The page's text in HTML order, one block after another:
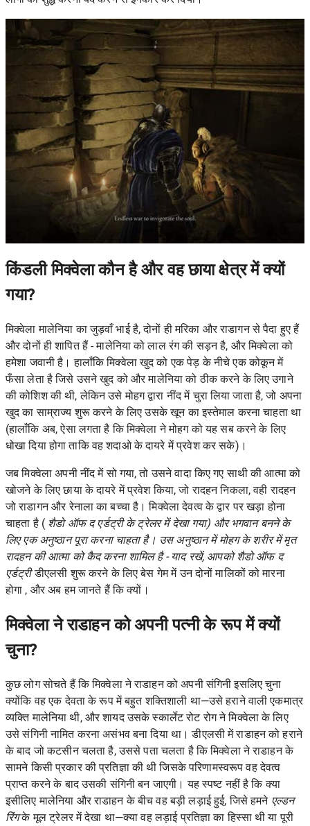
किंडली मिक्वेला कौन है और वह छाया क्षेत्र में क्यों
गया?
मिक्वेला मालेनिया का जुड़वाँ भाई है, दोनों ही मरिका और राडागन से पैदा हुए हैं
और दोनों ही शापित हैं - मालेनिया को लाल रंग की सड़न है, और मिक्वेला को
हमेशा जवानी है। हालाँकि मिक्वेला खुद को एक पेड़ के नीचे एक कोकून में
फँसा लेता है जिसे उसने खुद को और मालेनिया को ठीक करने के लिए उगाने
की कोशिश की थी, लेकिन उसे मोहग द्वारा नींद में चुरा लिया जाता है, जो अपना
खुद का साम्राज्य शुरू करने के लिए उसके खून का इस्तेमाल करना चाहता था
(हालाँकि अब, ऐसा लगता है कि मिक्वेला ने मोहग को यह सब करने के लिए
धोखा दिया होगा ताकि वह शदाओ के दायरे में प्रवेश कर सके)।
जब मिक्वेला अपनी नींद में सो गया, तो उसने वादा किए गए साथी की आत्मा को
खोजने के लिए छाया के दायरे में प्रवेश किया, जो रादहन निकला, वही रादहन
जो राडागन और रेनाला का बच्चा है। मिक्वेला देवत्व के द्वार पर खड़ा होना
चाहता है ( शैडो ऑफ द एर्डट्री के ट्रेलर में देखा गया) और भगवान बनने के
लिए एक अनुष्ठान पूरा करना चाहता है। उस अनुष्ठान में मोहग के शरीर में मृत
रादहन की आत्मा को कैद करना शामिल है - याद रखें, आपकोशैडो ऑफ द
एर्डट्रीडीएलसी शुरू करने के लिए बेस गेम में उन दोनों मालिकों को मारना
होगा , और अब हम जानते हैं कि क्यों।
मिक्वेला ने राडाहन को अपनी पत्नी के रूप में क्यों
चुना?
कुछ लोग सोचते हैं कि मिक्वेला ने राडाहन को अपनी संगिनी इसलिए चुना
क्योंकि वह एक देवता के रूप में बहुत शक्तिशाली था—उसे हराने वाली एकमात्र
व्यक्ति मालेनिया थी, और शायद उसके स्कार्लेट रोट रोग ने मिक्वेला के लिए
उसे संगिनी नामित करना असंभव बना दिया था। डीएलसी में राडाहन को हराने
के बाद जो कटसीन चलता है, उससे पता चलता है कि मिक्वेला ने राडाहन के
सामने किसी प्रकार की प्रतिज्ञा की थी जिसके परिणामस्वरूप वह देवत्व
प्राप्त करने के बाद उसकी संगिनी बन जाएगी। यह स्पष्ट नहीं है कि क्या
इसीलिए मालेनिया और राडाहन के बीच वह बड़ी लड़ाई हुई, जिसे हमने एल्डन
रिंगके मूल ट्रेलर में देखा था—क्या वह लड़ाई प्रतिज्ञा का हिस्सा थी या पूरी